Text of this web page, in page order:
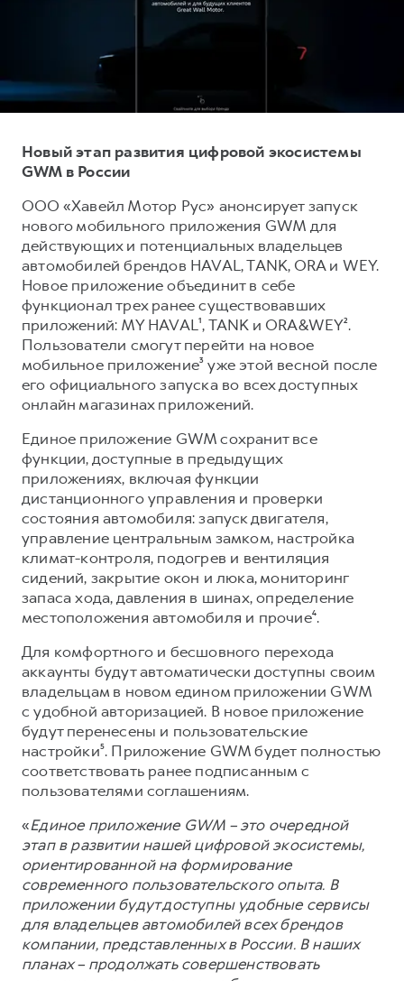
от 3 799 000 ₽
КРЕДИТ И СТРАХОВАНИЕ
Кредитный калькулятор
Страхование
Кредит
КОРПОРАТИВНЫМ КЛИЕНТАМ
Для малого бизнеса
Корпоративным клиентам
Крупным корпоративным клиентам
Система управления автопарком
Сервис для корпоративных клиентов
HAVAL Лизинг
АКСЕССУАРЫ HAVAL
Автомобильные аксессуары
Коллекция PRO
Коллекция Базовая
Коллекция Детская
Нулевое ТО
Программа «Помощь на дороге»
Регламенты технического обслуживания
Электронный ПТС
ПОДДЕРЖКА
GWM Безопасность
Гарантия HAVAL
Мобильное приложение GWM
Программа «HAVAL Защита+»
Руководства по эксплуатации
Подписки
АКСЕССУАРЫ HAVAL
Автомобильные аксессуары
Коллекция PRO
Коллекция Базовая
Коллекция Детская
Наша команда
Контакты
Новый этап развития цифровой экосистемы
GWM в России
ООО «Хавейл Мотор Рус» анонсирует запуск
нового мобильного приложения GWM для
действующих и потенциальных владельцев
автомобилей брендов HAVAL, TANK, ORA и WEY.
Новое приложение объединит в себе
функционал трех ранее существовавших
приложений: MY HAVAL¹, TANK и ORA&WEY².
Пользователи смогут перейти на новое
мобильное приложение³ уже этой весной после
его официального запуска во всех доступных
онлайн магазинах приложений.
Единое приложение GWM сохранит все
функции, доступные в предыдущих
приложениях, включая функции
дистанционного управления и проверки
состояния автомобиля: запуск двигателя,
управление центральным замком, настройка
климат-контроля, подогрев и вентиляция
сидений, закрытие окон и люка, мониторинг
запаса хода, давления в шинах, определение
местоположения автомобиля и прочие⁴.
Для комфортного и бесшовного перехода
аккаунты будут автоматически доступны своим
владельцам в новом едином приложении GWM
с удобной авторизацией. В новое приложение
будут перенесены и пользовательские
настройки⁵. Приложение GWM будет полностью
соответствовать ранее подписанным с
пользователями соглашениям.
«Единое приложение GWM – это очередной
этап в развитии нашей цифровой экосистемы,
ориентированной на формирование
современного пользовательского опыта. В
приложении будут доступны удобные сервисы
для владельцев автомобилей всех брендов
компании, представленных в России. В наших
планах – продолжать совершенствовать